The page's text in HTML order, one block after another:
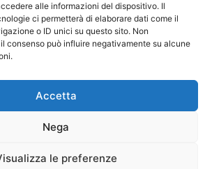
alle informazioni del dispositivo. Il
ci permetterà di elaborare dati come il
o ID unici su questo sito. Non
consenso può influire negativamente su alcune
Accetta
Nega
le preferenze
Nazionale Degli Ordini dei Biologi:
fiscale 80069130583
sito internet www.fnob.it: Vincenzo
Policy Cookie Policy